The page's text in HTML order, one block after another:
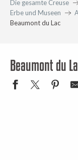
Die gesamte Creuse
Erbe und Museen
Beaumont du Lac
Beaumont du